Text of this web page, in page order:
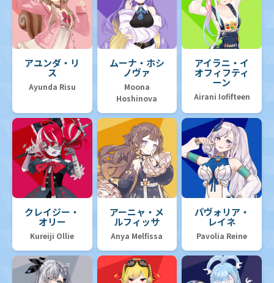
アユンダ・リ
ス
Ayunda Risu
ムーナ・ホシ
ノヴァ
Moona
Hoshinova
アイラニ・イ
オフィフティ
ーン
Airani Iofifteen
クレイジー・
オリー
Kureiji Ollie
アーニャ・メ
ルフィッサ
Anya Melfissa
パヴォリア・
レイネ
Pavolia Reine